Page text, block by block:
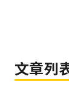
文章列